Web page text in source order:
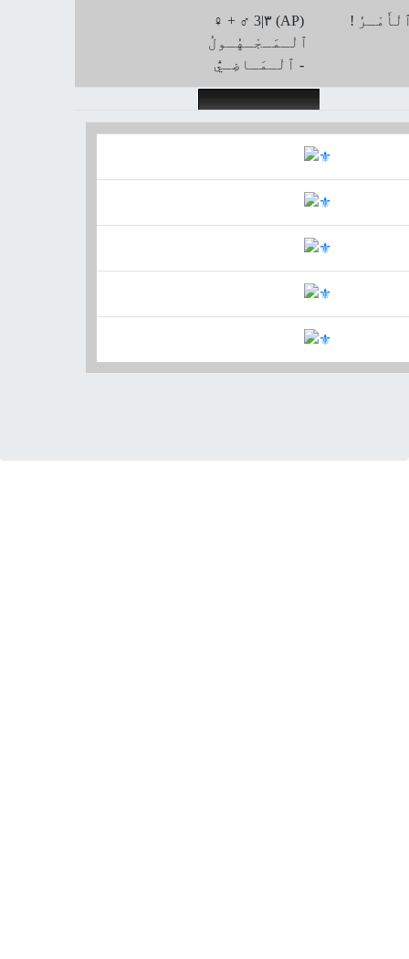
♀ + ♂ 3|۳ (AP)
ﭐلْـمَـجْـهُـولُ
- ﭐلْـمَـاضِـيُّ
ٱلْأَمْـرُ